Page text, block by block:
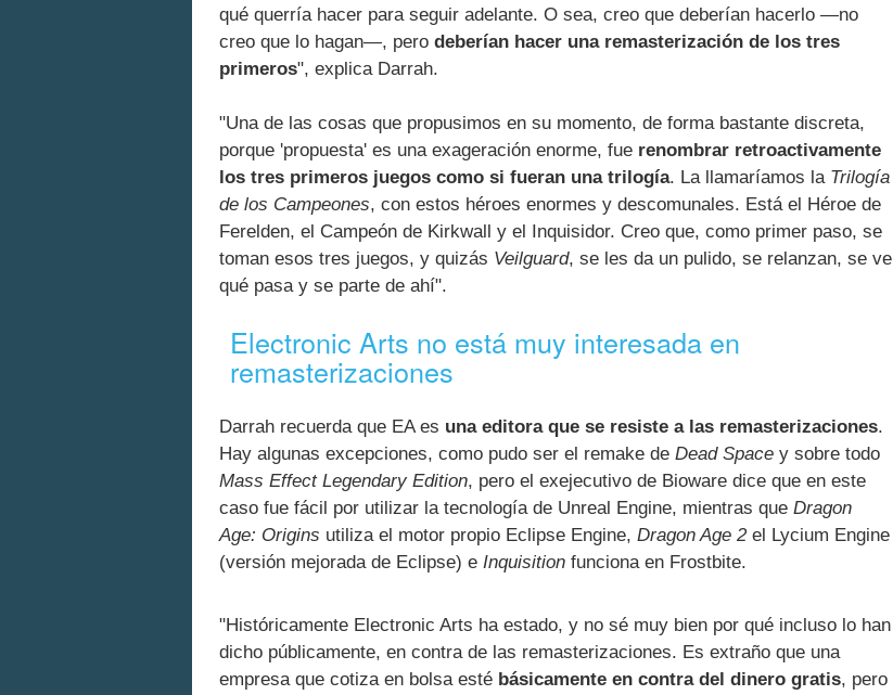
qué querría hacer para seguir adelante. O sea, creo que deberían hacerlo —no
creo que lo hagan—, pero deberían hacer una remasterización de los tres
primeros", explica Darrah.
"Una de las cosas que propusimos en su momento, de forma bastante discreta,
porque 'propuesta' es una exageración enorme, fue renombrar retroactivamente
los tres primeros juegos como si fueran una trilogía. La llamaríamos la Trilogía
de los Campeones, con estos héroes enormes y descomunales. Está el Héroe de
Ferelden, el Campeón de Kirkwall y el Inquisidor. Creo que, como primer paso, se
toman esos tres juegos, y quizás Veilguard, se les da un pulido, se relanzan, se ve
qué pasa y se parte de ahí".
Electronic Arts no está muy interesada en
remasterizaciones
Darrah recuerda que EA es una editora que se resiste a las remasterizaciones.
Hay algunas excepciones, como pudo ser el remake de Dead Space y sobre todo
Mass Effect Legendary Edition, pero el exejecutivo de Bioware dice que en este
caso fue fácil por utilizar la tecnología de Unreal Engine, mientras que Dragon
Age: Origins utiliza el motor propio Eclipse Engine, Dragon Age 2el Lycium Engine
(versión mejorada de Eclipse) e Inquisition funciona en Frostbite.
"Históricamente Electronic Arts ha estado, y no sé muy bien por qué incluso lo han
dicho públicamente, en contra de las remasterizaciones. Es extraño que una
empresa que cotiza en bolsa esté básicamente en contra del dinero gratis, pero